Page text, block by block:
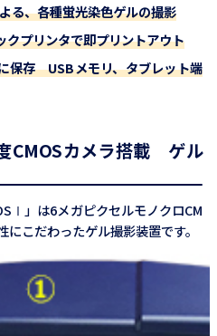
る、各種蛍光染色ゲルの撮影
クプリンタで即プリントアウト
保存 USBメモリ、タブレット端
CMOSカメラ搭載 ゲル
」は6メガピクセルモノクロCM
こだわったゲル撮影装置です。